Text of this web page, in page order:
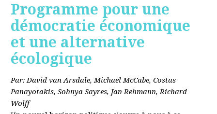
Programme pour une
démocratie économique
et une alternative
écologique
Par: David van Arsdale, Michael McCabe, Costas
Panayotakis, Sohnya Sayres, Jan Rehmann, Richard
Wolff